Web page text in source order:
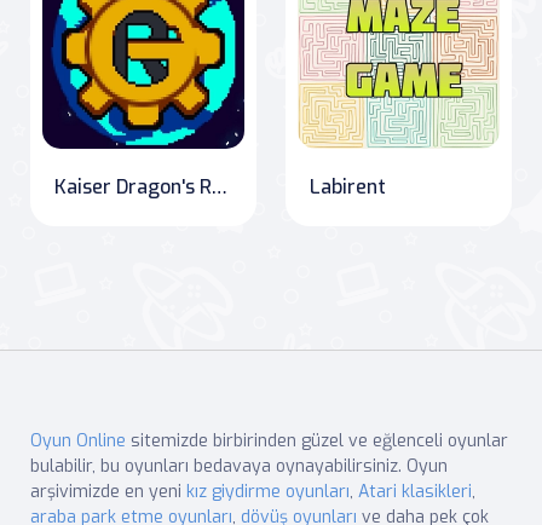
Kaiser Dragon's Reign: The Quest for Relics Labirent
Oyun Online sitemizde birbirinden güzel ve eğlenceli oyunlar
bulabilir, bu oyunları bedavaya oynayabilirsiniz. Oyun
arşivimizde en yeni kız giydirme oyunları, Atari klasikleri,
araba park etme oyunları, dövüş oyunları ve daha pek çok